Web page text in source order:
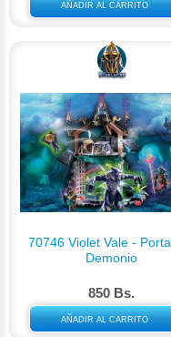
AÑADIR AL CARRITO
70746 Violet Vale -
Demonio
850 Bs.
AÑADIR AL CARRITO